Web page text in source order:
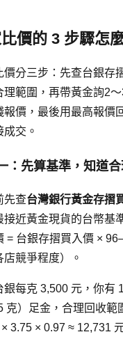
價的 3 步驟怎
價分三步：先查台銀存
理範圍，再帶黃金詢2
報價，最後用最高報價
成交。
：先算基準，知道合
先查台灣銀行黃金存摺
接近黃金現貨的台幣基
= 台銀存摺買入價 ×
店競爭程度）。
銀每克 3,500 元，你有
克）足金，合理回收範
3.75 × 0.97 ≈ 12,731